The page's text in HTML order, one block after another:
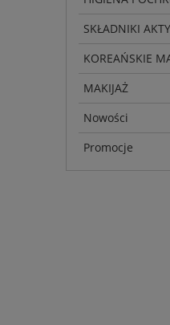
SKŁADNIKI
KOREAŃSKIE
MAKIJAŻ
Nowości
Promocje